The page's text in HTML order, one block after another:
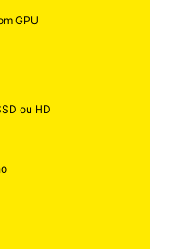
GPU
ou HD